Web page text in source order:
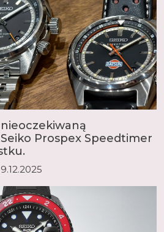
Prospex Speedtimer
9.12.2025